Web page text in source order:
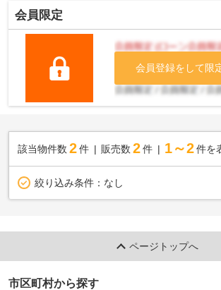
会員限定
会員登録をして限
該当物件数 2件 販売数 2 件 1～2 件を
絞り込み条件： なし
ページトップへ
市区町村から探す